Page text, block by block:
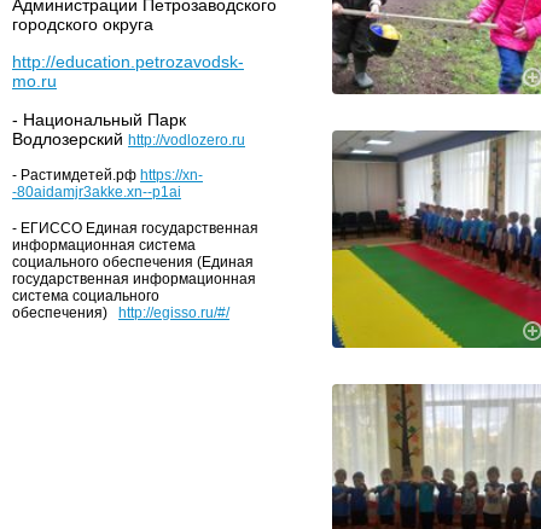
Администрации Петрозаводского
городского округа
http://education.petrozavodsk-
mo.ru
- Национальный Парк
Водлозерский http://vodlozero.ru
- Растимдетей.рф https://xn-
-80aidamjr3akke.xn--p1ai
- ЕГИССО Единая государственная
информационная система
социального обеспечения (Единая
государственная информационная
система социального
обеспечения)
http://egisso.ru/#/